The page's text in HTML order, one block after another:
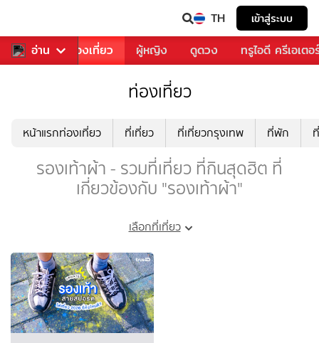
TH เข้าสู่ระบบ
อ่าน
อาหาร ท่องเที่ยว ผู้หญิง ดูดวง ทรูไอดี ครีเอเตอ
ท่องเที่ยว
หน้าแรกท่องเที่ยว ที่เที่ยว ที่เที่ยวกรุงเทพ ที่พัก
รองเท้าผ้า - รวมที่เที่ยว ที่กินสุดฮิต ที่
เกี่ยวข้องกับ "รองเท้าผ้า"
เลือกที่เที่ยว